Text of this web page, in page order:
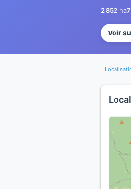
2 852 ha7
Voir